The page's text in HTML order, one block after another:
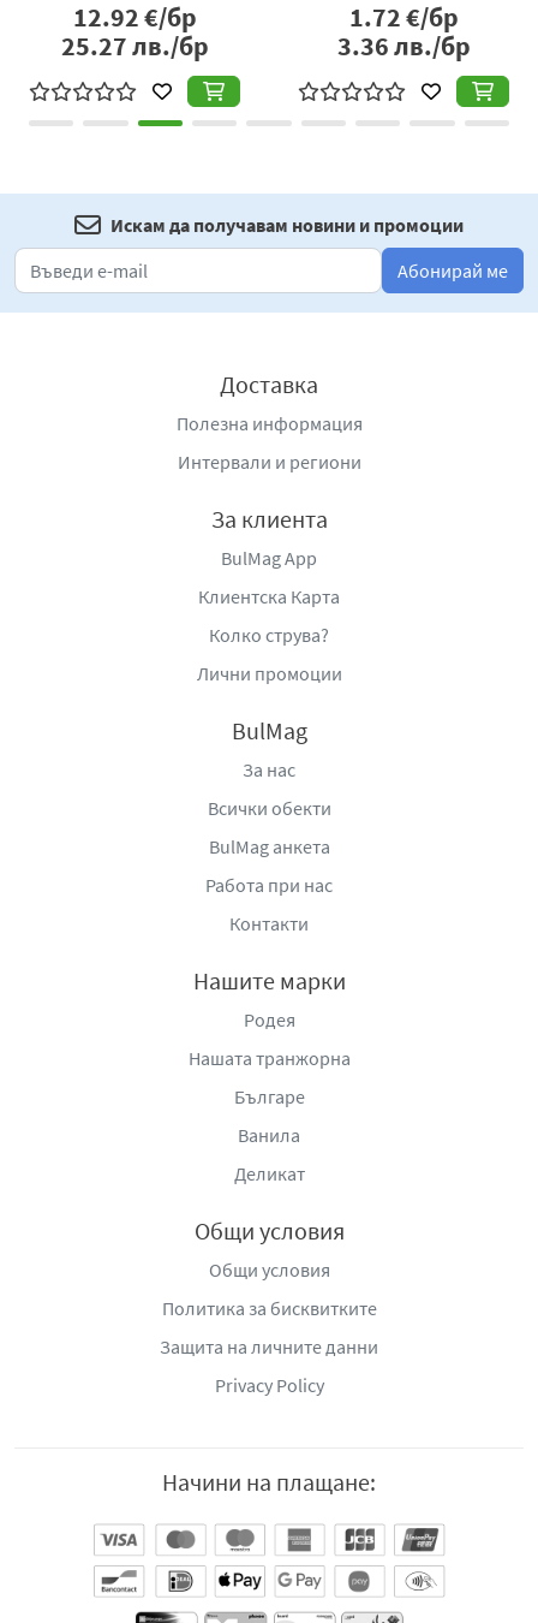
12.92€/бр
25.27лв./бр
1.72€/бр
3.36лв./бр
Искам да получавам новини и промоции
Абонирай ме
Доставка
Полезна информация
Интервали и региони
За клиента
BulMag App
Клиентска Карта
Колко струва?
Лични промоции
BulMag
За нас
Всички обекти
BulMag анкета
Работа при нас
Контакти
Нашите марки
Родея
Нашата транжорна
Българе
Ванила
Деликат
Общи условия
Общи условия
Политика за бисквитките
Защита на личните данни
Privacy Policy
Начини на плащане: